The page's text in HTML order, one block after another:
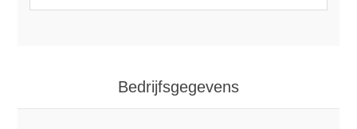
Bedrijfsgegevens